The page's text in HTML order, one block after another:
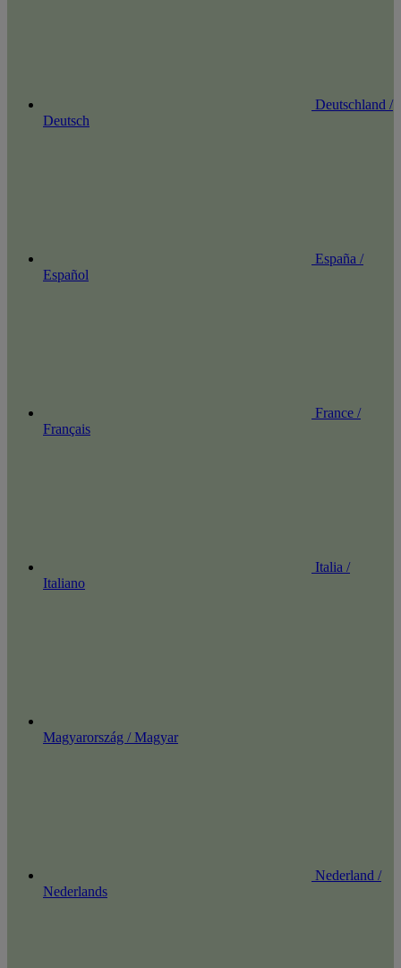
Deutschland /
Deutsch
España /
Español
France /
Français
Italia /
Italiano
Magyarország / Magyar
Nederland /
Nederlands